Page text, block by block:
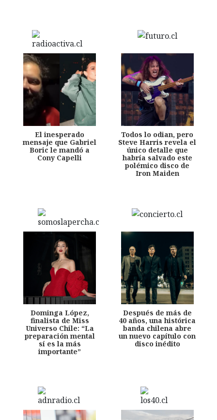
El inesperado
mensaje que Gabriel
Boric le mandó a
Cony Capelli
Todos lo odian, pero
Steve Harris revela el
único detalle que
habría salvado este
polémico disco de
Iron Maiden
Dominga López,
finalista de Miss
Universo Chile: “La
preparación mental
sí es la más
importante”
Después de más de
40 años, una histórica
banda chilena abre
un nuevo capítulo con
disco inédito